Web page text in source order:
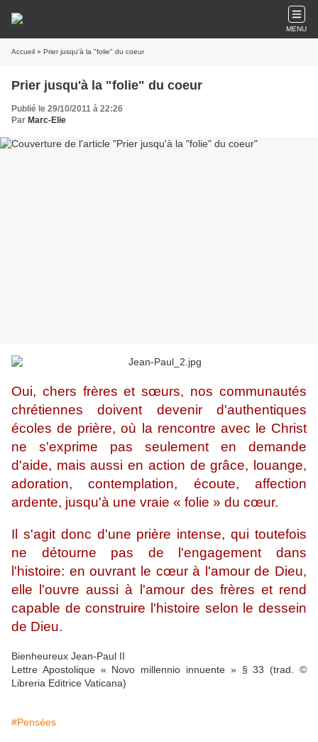
MENU
Accueil » Prier jusqu'à la "folie" du coeur
Prier jusqu'à la "folie" du coeur
Publié le 29/10/2011 à 22:26
Par Marc-Elie
Oui, chers frères et sœurs, nos communautés
chrétiennes doivent devenir d'authentiques
écoles de prière, où la rencontre avec le Christ
ne s'exprime pas seulement en demande
d'aide, mais aussi en action de grâce, louange,
adoration, contemplation, écoute, affection
ardente, jusqu'à une vraie « folie » du cœur.
Il s'agit donc d'une prière intense, qui toutefois
ne détourne pas de l'engagement dans
l'histoire: en ouvrant le cœur à l'amour de Dieu,
elle l'ouvre aussi à l'amour des frères et rend
capable de construire l'histoire selon le dessein
de Dieu.
Bienheureux Jean-Paul II
Lettre Apostolique « Novo millennio innuente » § 33 (trad. ©
Libreria Editrice Vaticana)
#Pensées